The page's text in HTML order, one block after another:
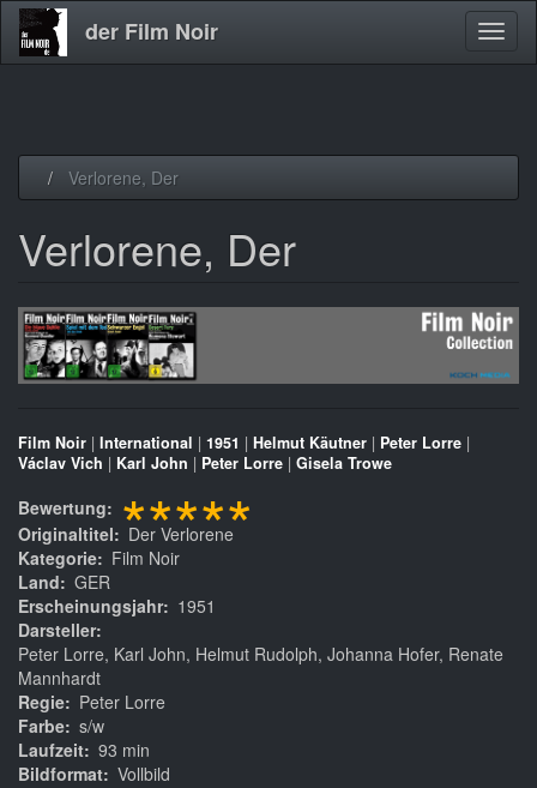
der Film Noir
Verlorene, Der
Verlorene, Der
Film Noir | International | 1951 | Helmut Käutner | Peter Lorre |
Václav Vich | Karl John | Peter Lorre | Gisela Trowe
Bewertung *****
Originaltitel
Der Verlorene
Kategorie
Film Noir
Land
GER
Erscheinungsjahr
1951
Darsteller
Peter Lorre, Karl John, Helmut Rudolph, Johanna Hofer, Renate
Mannhardt
Regie
Peter Lorre
Farbe s/w
Laufzeit 93 min
Bildformat Vollbild